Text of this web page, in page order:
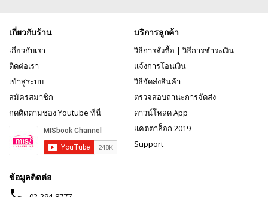
เกี่ยวกับร้าน
เกี่ยวกับเรา
ติดต่อเรา
เข้าสู่ระบบ
สมัครสมาชิก
กดติดตามช่อง Youtube ที่นี่
บริการลูกค้า
วิธีการสั่งซื้อ | วิธีการชำระเงิน
แจ้งการโอนเงิน
วิธีจัดส่งสินค้า
ตรวจสอบถานะการจัดส่ง
ดาวน์โหลด App
แคตตาล็อก 2019
Support
ข้อมูลติดต่อ